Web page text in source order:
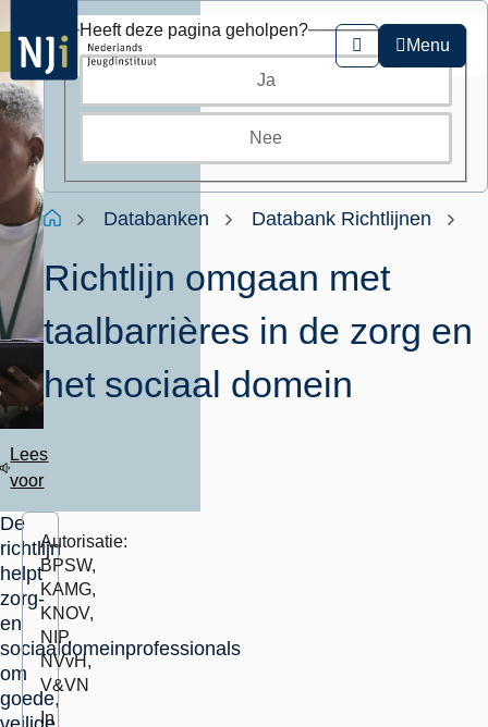
Overslaan
en
naar
de
inhoud
gaan
Zoeken
Menu
Kruimelpad
HomeDatabanken Databank Richtlijnen
Richtlijn omgaan met
taalbarrières in de zorg en
het sociaal domein
Lees
voor
De
richtlijn
helpt
zorg-
en
sociaaldomeinprofessionals
om
goede,
Autorisatie:
BPSW,
KAMG,
KNOV,
NIP,
NVvH,
V&VN
In
Heeft deze pagina geholpen?
Ja
Nee